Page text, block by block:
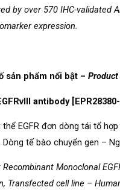
by over 570 IHC-validated
expression.
sản phẩm nổi bật –
antibody
thể EGFR đơn dòng tái tổ
Dòng tế bào chuyển gen –
Recombinant Monoclonal
Transfected cell line –